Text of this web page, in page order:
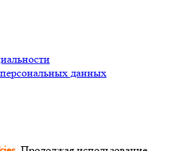
данных